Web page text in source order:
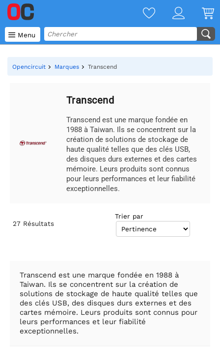
 Menu
Opencircuit Marques Transcend
Transcend
Transcend est une marque fondée en
1988 à Taiwan. Ils se concentrent sur la
création de solutions de stockage de
haute qualité telles que des clés USB,
des disques durs externes et des cartes
mémoire. Leurs produits sont connus
pour leurs performances et leur fiabilité
exceptionnelles.
27 Résultats
Trier par
Transcend est une marque fondée en 1988 à
Taiwan. Ils se concentrent sur la création de
solutions de stockage de haute qualité telles que
des clés USB, des disques durs externes et des
cartes mémoire. Leurs produits sont connus pour
leurs performances et leur fiabilité
exceptionnelles.